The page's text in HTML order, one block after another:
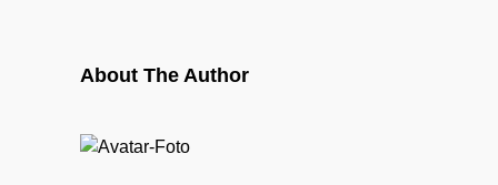
About The Author